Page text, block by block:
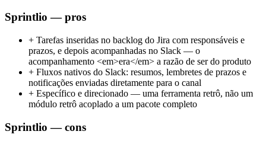
Sprintlio — pros
+ Tarefas inseridas no backlog do Jira com responsáveis e
prazos, e depois acompanhadas no Slack — o
acompanhamento <em>era</em> a razão de ser do produto
+ Fluxos nativos do Slack: resumos, lembretes de prazos e
notificações enviadas diretamente para o canal
+ Específico e direcionado — uma ferramenta retrô, não um
módulo retrô acoplado a um pacote completo
Sprintlio — cons